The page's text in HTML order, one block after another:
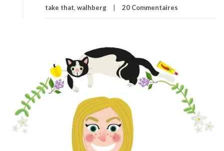
take that, walhberg 20 Commentaires